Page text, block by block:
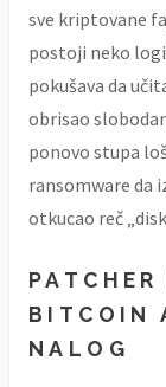
sve kriptovane
postoji neko
pokušava da
obrisao
ponovo stupa
ransomware da
otkucao reč
BITCOIN
NALOG